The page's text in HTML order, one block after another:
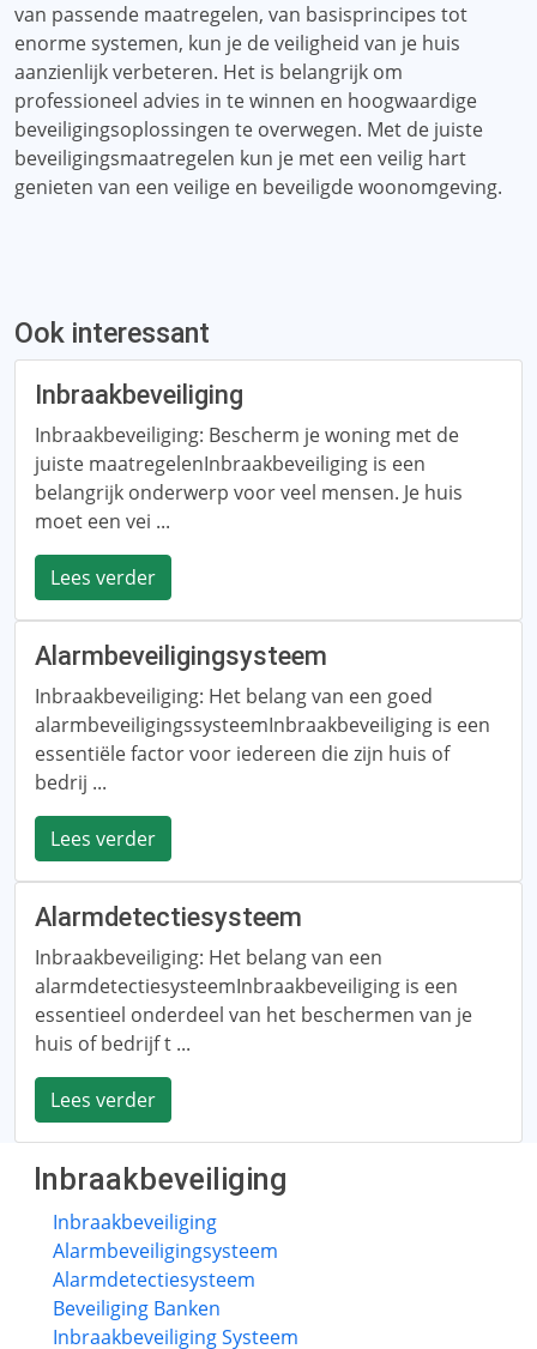
van passende maatregelen, van basisprincipes tot
enorme systemen, kun je de veiligheid van je huis
aanzienlijk verbeteren. Het is belangrijk om
professioneel advies in te winnen en hoogwaardige
beveiligingsoplossingen te overwegen. Met de juiste
beveiligingsmaatregelen kun je met een veilig hart
genieten van een veilige en beveiligde woonomgeving.
Ook interessant
Inbraakbeveiliging
Inbraakbeveiliging: Bescherm je woning met de
juiste maatregelenInbraakbeveiliging is een
belangrijk onderwerp voor veel mensen. Je huis
moet een vei ...
Lees verder
Alarmbeveiligingsysteem
Inbraakbeveiliging: Het belang van een goed
alarmbeveiligingssysteemInbraakbeveiliging is een
essentiële factor voor iedereen die zijn huis of
bedrij ...
Lees verder
Alarmdetectiesysteem
Inbraakbeveiliging: Het belang van een
alarmdetectiesysteemInbraakbeveiliging is een
essentieel onderdeel van het beschermen van je
huis of bedrijf t ...
Lees verder
Inbraakbeveiliging
Inbraakbeveiliging
Alarmbeveiligingsysteem
Alarmdetectiesysteem
Beveiliging Banken
Inbraakbeveiliging Systeem